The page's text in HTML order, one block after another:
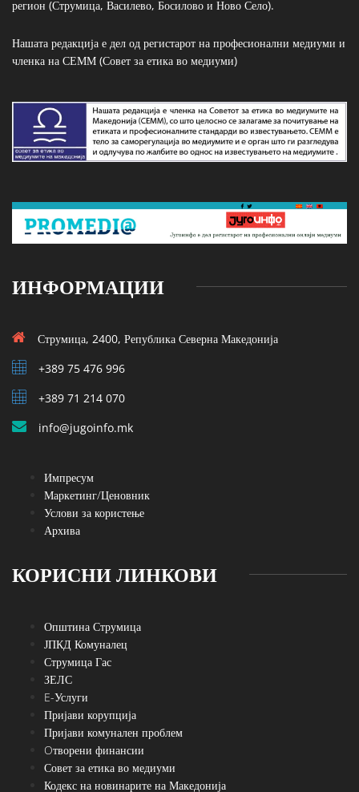
регион (Струмица, Василево, Босилово и Ново Село).
Нашата редакција е дел од регистарот на професионални медиуми и
членка на СЕММ (Совет за етика во медиуми)
ИНФОРМАЦИИ
Струмица, 2400, Република Северна Македонија
+389 75 476 996
+389 71 214 070
info@jugoinfo.mk
Импресум
Маркетинг/Ценовник
Услови за користење
Архива
КОРИСНИ ЛИНКОВИ
Општина Струмица
ЈПКД Комуналец
Струмица Гас
ЗЕЛС
E-Услуги
Пријави корупција
Пријави комунален проблем
Oтворени финансии
Совет за етика во медиуми
Кодекс на новинарите на Македонија